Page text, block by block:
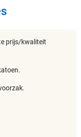
prijs/kwaliteit